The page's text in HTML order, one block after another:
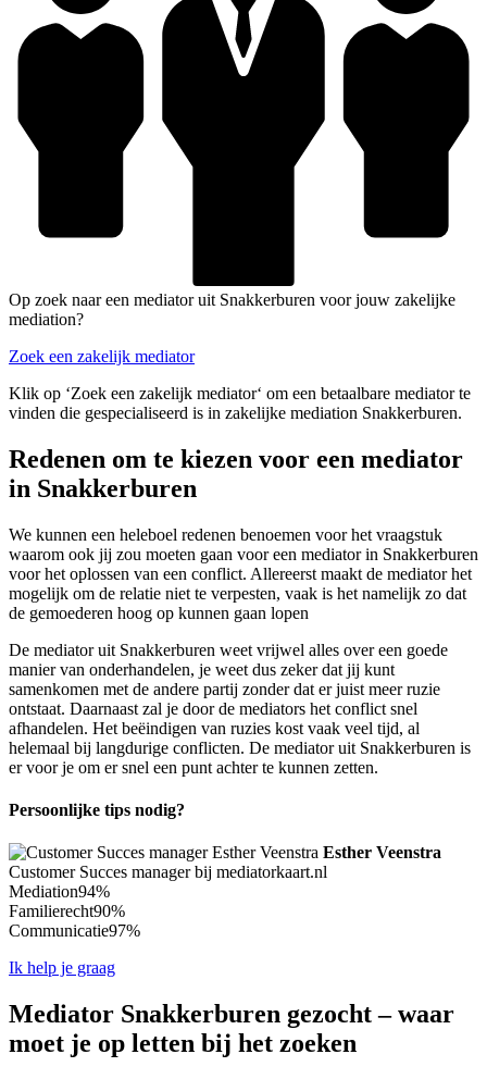
Op zoek naar een mediator uit Snakkerburen voor jouw zakelijke
mediation?
Zoek een zakelijk mediator
Klik op ‘Zoek een zakelijk mediator‘ om een betaalbare mediator te
vinden die gespecialiseerd is in zakelijke mediation Snakkerburen.
Redenen om te kiezen voor een mediator
in Snakkerburen
We kunnen een heleboel redenen benoemen voor het vraagstuk
waarom ook jij zou moeten gaan voor een mediator in Snakkerburen
voor het oplossen van een conflict. Allereerst maakt de mediator het
mogelijk om de relatie niet te verpesten, vaak is het namelijk zo dat
de gemoederen hoog op kunnen gaan lopen
De mediator uit Snakkerburen weet vrijwel alles over een goede
manier van onderhandelen, je weet dus zeker dat jij kunt
samenkomen met de andere partij zonder dat er juist meer ruzie
ontstaat. Daarnaast zal je door de mediators het conflict snel
afhandelen. Het beëindigen van ruzies kost vaak veel tijd, al
helemaal bij langdurige conflicten. De mediator uit Snakkerburen is
er voor je om er snel een punt achter te kunnen zetten.
Persoonlijke tips nodig?
Esther Veenstra
Customer Succes manager bij mediatorkaart.nl
Mediation94%
Familierecht90%
Communicatie97%
Ik help je graag
Mediator Snakkerburen gezocht – waar
moet je op letten bij het zoeken